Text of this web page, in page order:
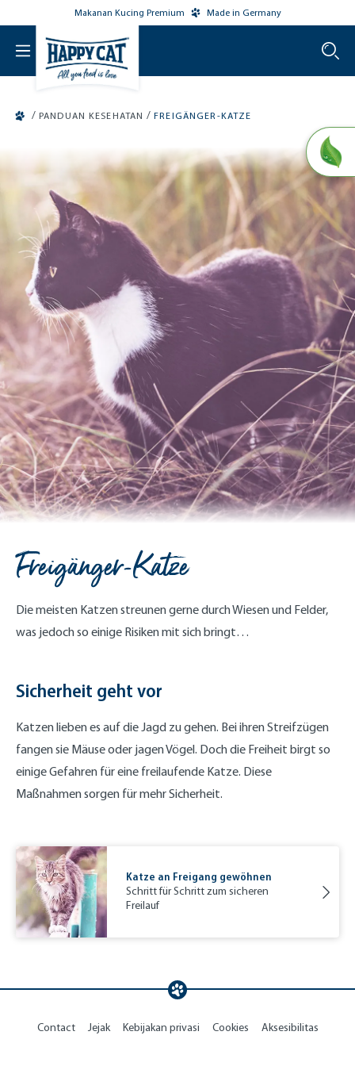
main contentMakanan Kucing Premium Made in Germany
/ PANDUAN KESEHATAN / FREIGÄNGER-KATZE
Freigänger-Katze
Die meisten Katzen streunen gerne durch Wiesen und Felder,
was jedoch so einige Risiken mit sich bringt…
Sicherheit geht vor
Katzen lieben es auf die Jagd zu gehen. Bei ihren Streifzügen
fangen sie Mäuse oder jagen Vögel. Doch die Freiheit birgt so
einige Gefahren für eine freilaufende Katze. Diese
Maßnahmen sorgen für mehr Sicherheit.
Katze an Freigang gewöhnen
Schritt für Schritt zum sicheren
Freilauf
Contact Jejak Kebijakan privasi Cookies Aksesibilitas